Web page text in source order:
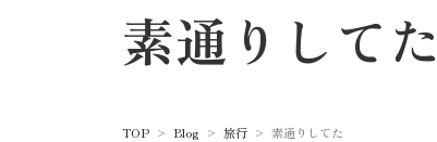
素通りしてた
TOP > Blog > 旅行 > 素通りしてた